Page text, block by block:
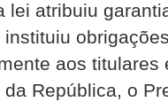
lei atribuiu
aos titulares
República, o